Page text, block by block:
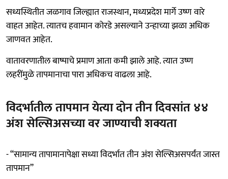
सध्यस्थितीत जळगाव जिल्ह्यात राजस्थान, मध्यप्रदेश मार्गे उष्ण वारे
वाहत आहेत. त्यातच हवामान कोरडे असल्याने उन्हाच्या झळा अधिक
जाणवत आहेत.
वातावरणातील बाष्पाचे प्रमाण आता कमी झाले आहे. त्यात उष्ण
लहरींमुळे तापमानाचा पारा अधिकच वाढला आहे.
विदर्भातील तापमान येत्या दोन तीन दिवसांत ४४
अंश सेल्सिअसच्या वर जाण्याची शक्यता
- “सामान्य तापामानापेक्षा सध्या विदर्भात तीन अंश सेल्सिअसपर्यंत जास्त
तापमान”